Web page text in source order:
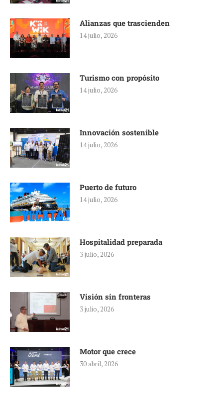
Alianzas que trascienden
14 julio, 2026
Turismo con propósito
14 julio, 2026
Innovación sostenible
14 julio, 2026
Puerto de futuro
14 julio, 2026
Hospitalidad preparada
3 julio, 2026
Visión sin fronteras
3 julio, 2026
Motor que crece
30 abril, 2026